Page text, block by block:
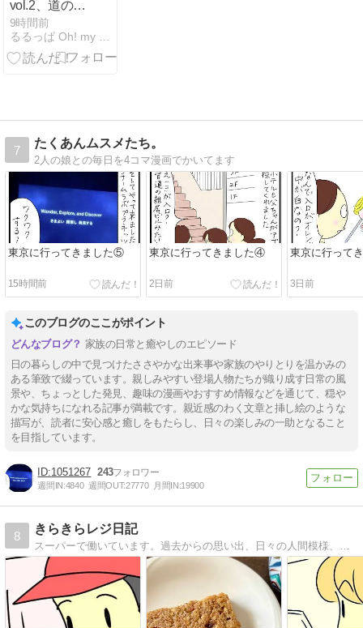
vol.2、道の駅
「とうべつ」
｜北欧の馬と
IKEAの期間限
9時間前
7
たくあんムスメたち。
2人の娘との毎日を4コマ漫画でかいてます
東京に行ってきました⑤
15時間前
東京に行ってきました④
2日前
東京に行って
3日前
このブログのここがポイント
家族の日常と癒やしのエピソード
日の暮らしの中で見つけたささやかな出来事や家族のやりとりを温かみの
ある筆致で綴っています。親しみやすい登場人物たちが織り成す日常の風
景や、ちょっとした発見、趣味の漫画やおすすめ情報などを通じて、穏や
かな気持ちになれる記事が満載です。親近感のわく文章と挿し絵のような
描写が、読者に安心感と癒しをもたらし、日々の楽しみの一助となること
を目指しています。
1051267 243
週間IN:4840 週間OUT:27770 月間IN:19900
8
きらきらレジ日記